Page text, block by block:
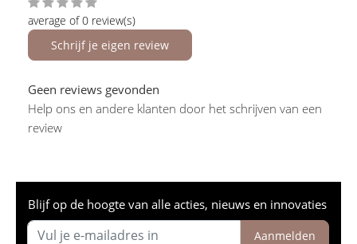
average of 0 review(s)
Schrijf je eigen review
Geen reviews gevonden
Help ons en andere klanten door het schrijven van een
review
Blijf op de hoogte van alle acties, nieuws en innovaties
Aanmelden